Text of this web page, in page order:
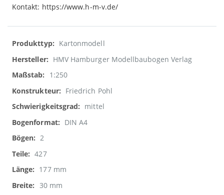
Kontakt: https://www.h-m-v.de/
Weitere
Informationen
Kartonmodell
HMV Hamburger Modellbaubogen Verlag
1:250
Friedrich Pohl
mittel
DIN A4
2
427
177 mm
30 mm